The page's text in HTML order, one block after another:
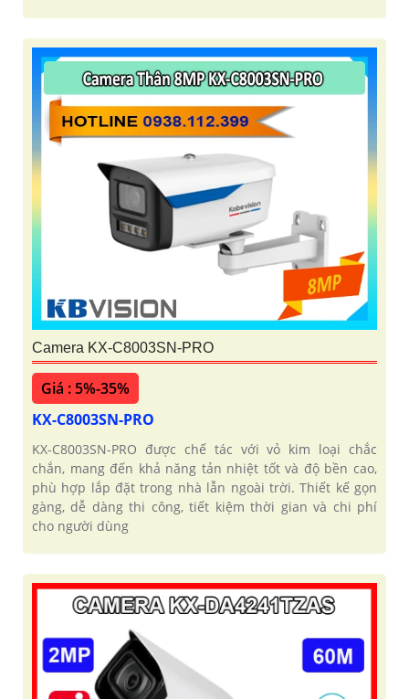
Camera KX-C8003SN-PRO
Giá : 5%-35%
KX-C8003SN-PRO
KX-C8003SN-PRO được chế tác với vỏ kim loại chắc
chắn, mang đến khả năng tản nhiệt tốt và độ bền cao,
phù hợp lắp đặt trong nhà lẫn ngoài trời. Thiết kế gọn
gàng, dễ dàng thi công, tiết kiệm thời gian và chi phí
cho người dùng